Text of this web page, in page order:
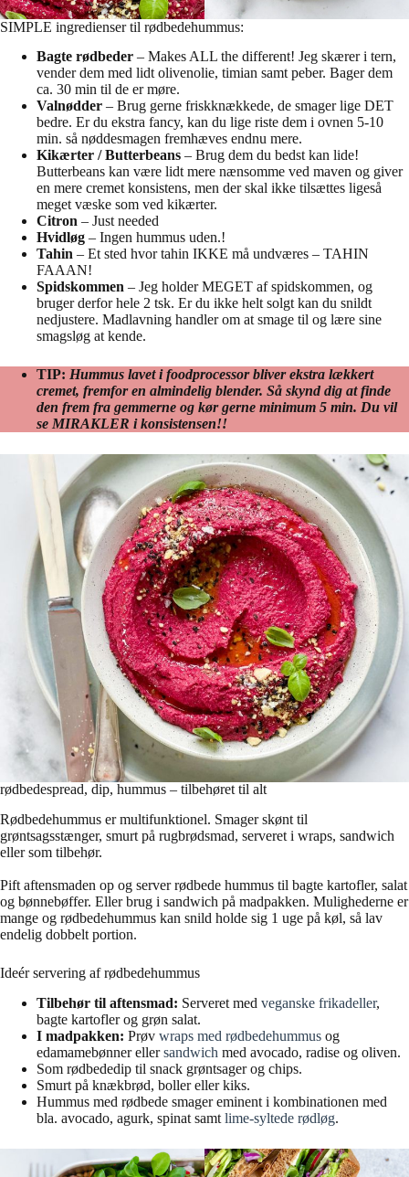
SIMPLE ingredienser til rødbedehummus:
Bagte rødbeder – Makes ALL the different! Jeg skærer i tern,
vender dem med lidt olivenolie, timian samt peber. Bager dem
ca. 30 min til de er møre.
Valnødder – Brug gerne friskknækkede, de smager lige DET
bedre. Er du ekstra fancy, kan du lige riste dem i ovnen 5-10
min. så nøddesmagen fremhæves endnu mere.
Kikærter / Butterbeans – Brug dem du bedst kan lide!
Butterbeans kan være lidt mere nænsomme ved maven og giver
en mere cremet konsistens, men der skal ikke tilsættes ligeså
meget væske som ved kikærter.
Citron – Just needed
Hvidløg – Ingen hummus uden.!
Tahin – Et sted hvor tahin IKKE må undværes – TAHIN
FAAAN!
Spidskommen – Jeg holder MEGET af spidskommen, og
bruger derfor hele 2 tsk. Er du ikke helt solgt kan du snildt
nedjustere. Madlavning handler om at smage til og lære sine
smagsløg at kende.
TIP: Hummus lavet i foodprocessor bliver ekstra lækkert
cremet, fremfor en almindelig blender. Så skynd dig at finde
den frem fra gemmerne og kør gerne minimum 5 min. Du vil
se MIRAKLER i konsistensen!!
rødbedespread, dip, hummus – tilbehøret til alt
Rødbedehummus er multifunktionel. Smager skønt til
grøntsagsstænger, smurt på rugbrødsmad, serveret i wraps, sandwich
eller som tilbehør.
Pift aftensmaden op og server rødbede hummus til bagte kartofler, salat
og bønnebøffer. Eller brug i sandwich på madpakken. Mulighederne er
mange og rødbedehummus kan snild holde sig 1 uge på køl, så lav
endelig dobbelt portion.
Ideér servering af rødbedehummus
Tilbehør til aftensmad: Serveret med veganske frikadeller,
bagte kartofler og grøn salat.
I madpakken: Prøv wraps med rødbedehummus og
edamamebønner ellersandwich med avocado, radise og oliven.
Som rødbededip til snack grøntsager og chips.
Smurt på knækbrød, boller eller kiks.
Hummus med rødbede smager eminent i kombinationen med
bla. avocado, agurk, spinat samt lime-syltede rødløg.